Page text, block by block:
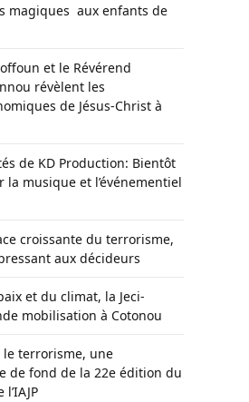
magiques aux enfants de
et le Révérend
révèlent les
de Jésus-Christ à
de KD Production: Bientôt
musique et l’événementiel
croissante du terrorisme,
aux décideurs
et du climat, la Jeci-
mobilisation à Cotonou
le terrorisme, une
de fond de la 22e édition du